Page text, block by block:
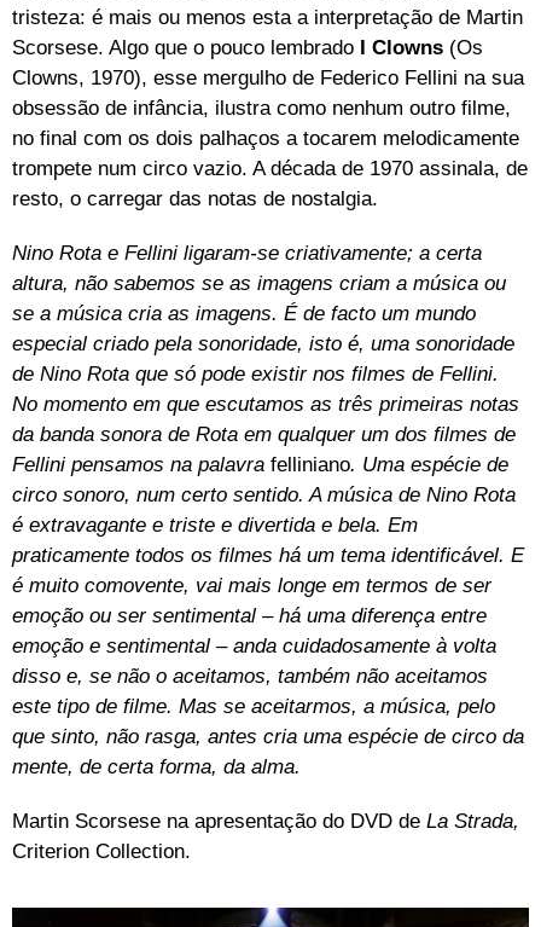
tristeza: é mais ou menos esta a interpretação de Martin
Scorsese. Algo que o pouco lembrado I Clowns (Os
Clowns, 1970), esse mergulho de Federico Fellini na sua
obsessão de infância, ilustra como nenhum outro filme,
no final com os dois palhaços a tocarem melodicamente
trompete num circo vazio. A década de 1970 assinala, de
resto, o carregar das notas de nostalgia.
Nino Rota e Fellini ligaram-se criativamente; a certa
altura, não sabemos se as imagens criam a música ou
se a música cria as imagens. É de facto um mundo
especial criado pela sonoridade, isto é, uma sonoridade
de Nino Rota que só pode existir nos filmes de Fellini.
No momento em que escutamos as três primeiras notas
da banda sonora de Rota em qualquer um dos filmes de
Fellini pensamos na palavra felliniano. Uma espécie de
circo sonoro, num certo sentido. A música de Nino Rota
é extravagante e triste e divertida e bela. Em
praticamente todos os filmes há um tema identificável. E
é muito comovente, vai mais longe em termos de ser
emoção ou ser sentimental –há uma diferença entre
emoção e sentimental – anda cuidadosamente à volta
disso e, se não o aceitamos, também não aceitamos
este tipo de filme. Mas se aceitarmos, a música, pelo
que sinto, não rasga, antes cria uma espécie de circo da
mente, de certa forma, da alma.
Martin Scorsese na apresentação do DVD de La Strada,
Criterion Collection.